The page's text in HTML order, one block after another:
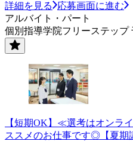
詳細を見る
応募画面に進む
アルバイト・パート
個別指導学院フリーステップ
【短期OK】≪選考はオンラ
ススメのお仕事です◎【夏期